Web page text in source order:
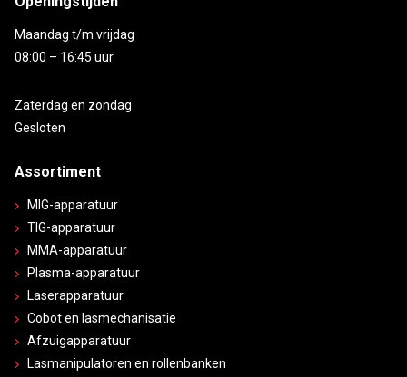
Maandag t/m vrijdag
08:00 – 16:45 uur
Zaterdag en zondag
Gesloten
Assortiment
MIG-apparatuur
TIG-apparatuur
MMA-apparatuur
Plasma-apparatuur
Laserapparatuur
Cobot en lasmechanisatie
Afzuigapparatuur
Lasmanipulatoren en rollenbanken